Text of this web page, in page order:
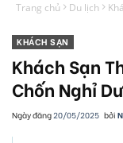
Trang chủ Du lịch
KHÁCH SẠN
Khách Sạn
Chốn Nghỉ
Ngày đăng 20/05/2025 bởi